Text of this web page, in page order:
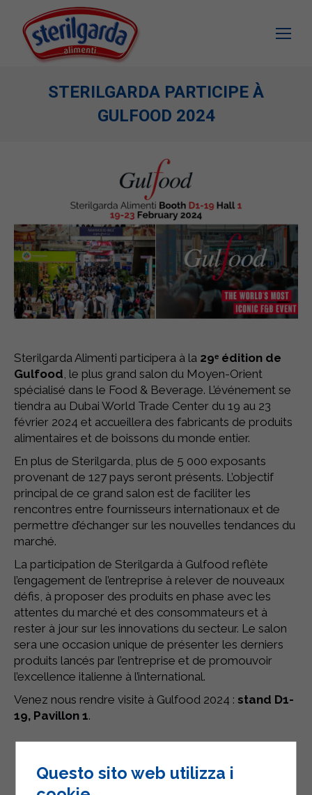
STERILGARDA PARTICIPE À
GULFOOD 2024
Sterilgarda Alimenti participera à la 29ᵉ édition de
Gulfood , le plus grand salon du Moyen-Orient
spécialisé dans le Food & Beverage. L’événement se
tiendra au Dubai World Trade Center du 19 au 23
février 2024 et accueillera des fabricants de produits
alimentaires et de boissons du monde entier.
En plus de Sterilgarda, plus de 5 000 exposants
provenant de 127 pays seront présents. L’objectif
principal de ce grand salon est de faciliter les
rencontres entre fournisseurs internationaux et de
permettre d’échanger sur les nouvelles tendances du
marché.
La participation de Sterilgarda à Gulfood reflète
l’engagement de l’entreprise à relever de nouveaux
défis, à proposer des produits en phase avec les
attentes du marché et des consommateurs et à
rester à jour sur les innovations du secteur. Le salon
sera une occasion unique de présenter les derniers
produits lancés par l’entreprise et de promouvoir
l’excellence italienne à l’international.
Venez nous rendre visite à Gulfood 2024 : stand D1-
19, Pavillon 1.
Questo sito web utilizza i